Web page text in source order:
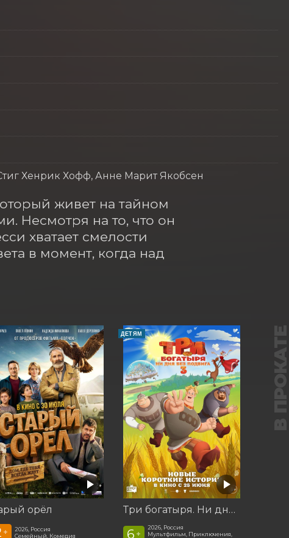
Хенрик Хофф, Анне Марит Якобсен
живет на тайном
Несмотря на то, что он
хватает смелости
в момент, когда над
орёл
+
2026, Россия
Семейный, Комедия
ДЕТЯМ
Три богатыря. Ни дня без подвига 3
6 +
2026, Россия
Мультфильм, Приключения,
В